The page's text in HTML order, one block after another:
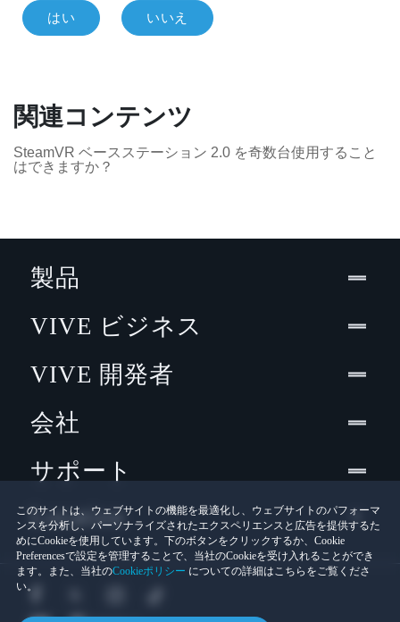
はい いいえ
関連コンテンツ
SteamVR ベースステーション 2.0 を奇数台使用すること
はできますか？
このサイトは、ウェブサイトの機能を最適化し、ウェブサイトのパフォーマ
ンスを分析し、パーソナライズされたエクスペリエンスと広告を提供するた
めにCookieを使用しています。下のボタンをクリックするか、Cookie
Preferencesで設定を管理することで、当社のCookieを受け入れることができ
ます。また、当社のCookieポリシー についての詳細はこちらをご覧くださ
い。
製品
VIVE ビジネス
VIVE 開発者
会社
サポート
Location